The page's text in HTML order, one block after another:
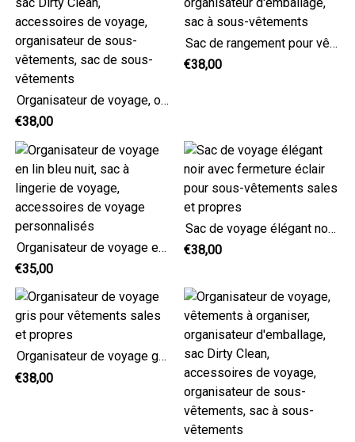
Organisateur de voyage, organisateur de vêtements, organisateur d'emballage, sac Dirty Clean, accessoires de voyage, organisateur de sous-vêtements, sac de sous-vêtements
€38,00
Sac de rangement pour vêtements bleu marine, accessoires de voyage, organisateur d'emballage, sac à sous-vêtements
€38,00
Organisateur de voyage en lin bleu nuit, sac à lingerie de voyage, accessoires de voyage personnalisés
€35,00
Sac de voyage élégant noir avec fermeture éclair pour sous-vêtements sales et propres
€38,00
Organisateur de voyage gris pour vêtements sales et propres
€38,00